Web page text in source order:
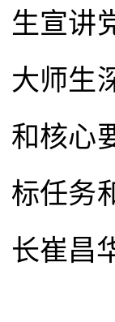
生宣讲
大师生
和核心
标任务
长崔昌